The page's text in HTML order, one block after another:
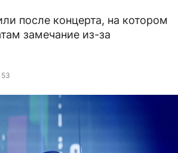
после концерта, на котором
замечание из-за
53